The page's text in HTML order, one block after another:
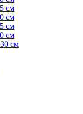
см
см
см
см
см